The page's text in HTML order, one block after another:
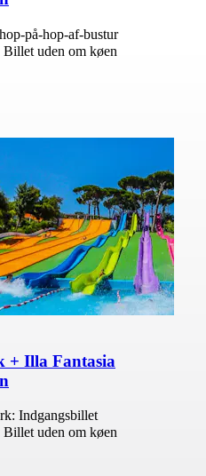
på-hop-af-bustur
Billet uden om køen
+ Illa Fantasia
Indgangsbillet
Billet uden om køen